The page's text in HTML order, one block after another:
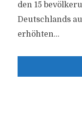
den 15
Deutschlands
erhöhten...